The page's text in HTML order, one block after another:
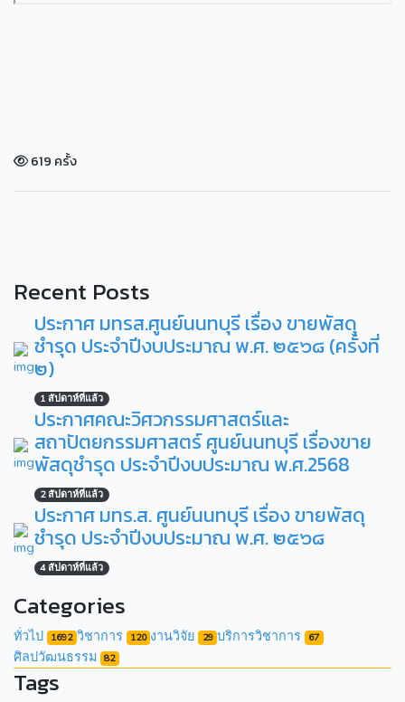
619 ครั้ง
Recent Posts
ประกาศ มทรส.ศูนย์นนทบุรี เรื่อง ขายพัสดุ
ชำรุด ประจำปีงบประมาณ พ.ศ. ๒๕๖๘ (ครั้งที่
๒)
1 สัปดาห์ที่แล้ว
ประกาศคณะวิศวกรรมศาสตร์และ
สถาปัตยกรรมศาสตร์ ศูนย์นนทบุรี เรื่องขาย
พัสดุชำรุด ประจำปีงบประมาณ พ.ศ.2568
2 สัปดาห์ที่แล้ว
ประกาศ มทร.ส. ศูนย์นนทบุรี เรื่อง ขายพัสดุ
ชำรุด ประจำปีงบประมาณ พ.ศ. ๒๕๖๘
4 สัปดาห์ที่แล้ว
Categories
ทั่วไป 1692 วิชาการ 120 งานวิจัย 29 บริการวิชาการ 67
ศิลปวัฒนธรรม 82
Tags